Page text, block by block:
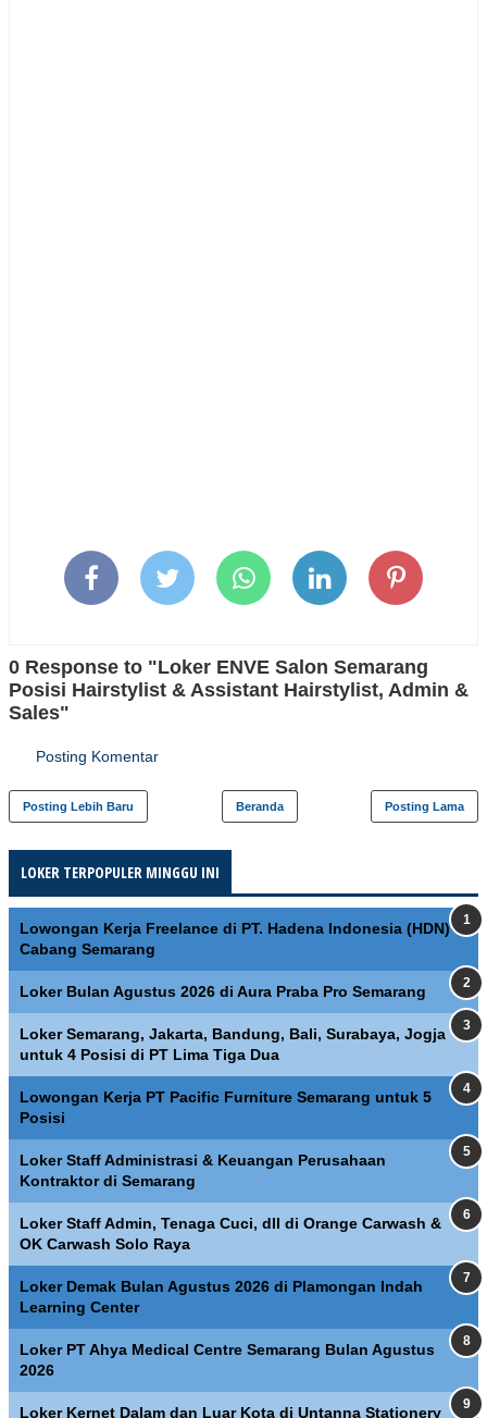
0 Response to "Loker ENVE Salon Semarang
Posisi Hairstylist & Assistant Hairstylist, Admin &
Sales"
Posting Komentar
Posting Lebih Baru Posting Lama
Beranda
LOKER TERPOPULER MINGGU INI
Lowongan Kerja Freelance di PT. Hadena Indonesia (HDN)
Cabang Semarang
Loker Bulan Agustus 2026 di Aura Praba Pro Semarang
Loker Semarang, Jakarta, Bandung, Bali, Surabaya, Jogja
untuk 4 Posisi di PT Lima Tiga Dua
Lowongan Kerja PT Pacific Furniture Semarang untuk 5
Posisi
Loker Staff Administrasi & Keuangan Perusahaan
Kontraktor di Semarang
Loker Staff Admin, Tenaga Cuci, dll di Orange Carwash &
OK Carwash Solo Raya
Loker Demak Bulan Agustus 2026 di Plamongan Indah
Learning Center
Loker PT Ahya Medical Centre Semarang Bulan Agustus
2026
Loker Kernet Dalam dan Luar Kota di Untanna Stationery